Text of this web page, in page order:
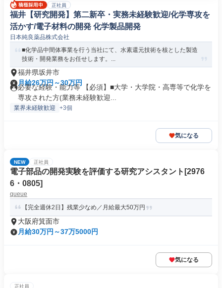
正社員
福井【研究開発】第二新卒・実務未経験歓迎/化学専攻を
活かす/電子材料の開発 化学製品開発
日本純良薬品株式会社
■化学品中間体事業を行う当社にて、水素還元技術を核とした製造
技術・開発業務をお任せします。...
福井県坂井市
月給26万円～30万円
必要な経験・能力等 【必須】■大学・大学院・高専等で化学を
専攻された方(業務未経験歓迎...
業界未経験歓迎 +3個
気になる
NEW 正社員
電子部品の開発実験を評価する研究アシスタント[2976
6・0805]
queue
【完全週休2日】残業少なめ／月給最大50万円
大阪府箕面市
月給30万円～37万5000円
気になる
正社員